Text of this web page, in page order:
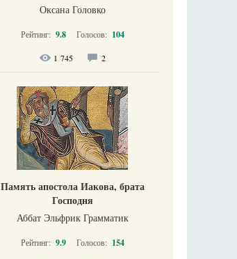
Оксана Головко
Рейтинг: 9.8 Голосов: 104
1 745 2
Память апостола Иакова, брата
Господня
Аббат Эльфрик Грамматик
Рейтинг: 9.9 Голосов: 154